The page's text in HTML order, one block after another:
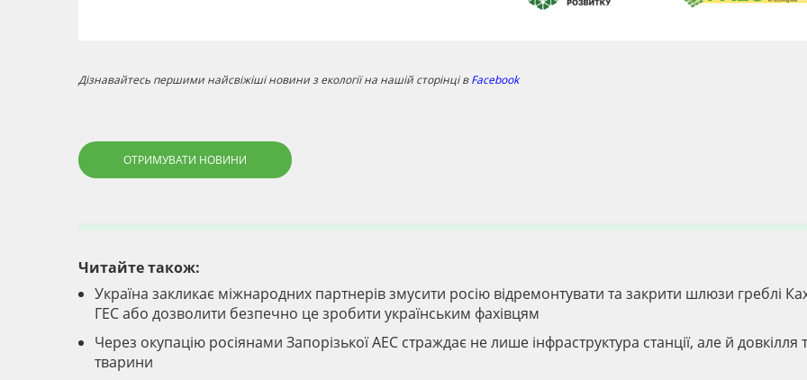
Дізнавайтесь першими найсвіжіші новини з екології на нашій сторінці вFacebook
ОТРИМУВАТИ НОВИНИ
Читайте також:
Україна закликає міжнародних партнерів змусити росію відремонтувати та закрити шлюзи греблі
ГЕС або дозволити безпечно це зробити українським фахівцям
Через окупацію росіянами Запорізької АЕС страждає не лише інфраструктура станції, але й довкілля
тварини